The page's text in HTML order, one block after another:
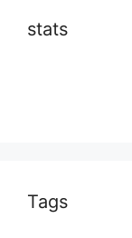
stats
Tags